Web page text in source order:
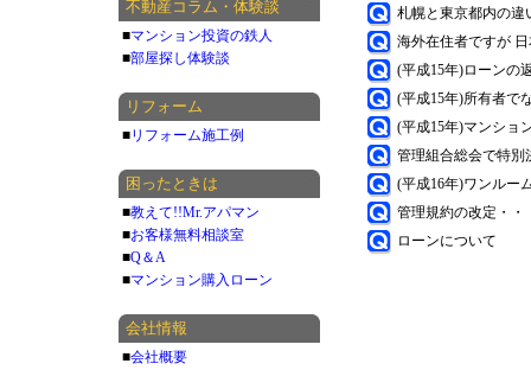
札幌と東京都内の違
海外在住者ですが
(平成15年)ローンの
(平成15年)所有者で
(平成15年)マンショ
管理組合総会で特別
(平成16年)ワンルー
管理規約の改定・・
ローンについて
不動産コラム・体験談
■マンション投資の鉄人
■部屋探し体験談
リフォーム
■リフォーム施工例
困ったときは
■教えて!!Mr.アパマン
■お客様無料相談室
■Q＆A
■マンション購入ローン
会社情報
■会社概要